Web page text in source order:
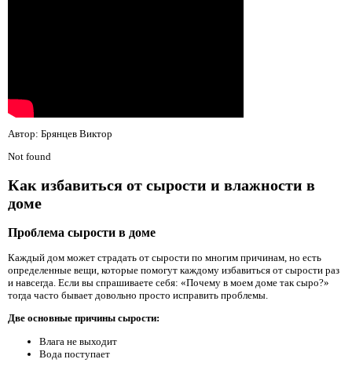
Автор: Брянцев Виктор
Not found
Как избавиться от сырости и влажности в
доме
Проблема сырости в доме
Каждый дом может страдать от сырости по многим причинам, но есть
определенные вещи, которые помогут каждому избавиться от сырости раз
и навсегда. Если вы спрашиваете себя: «Почему в моем доме так сыро?»
тогда часто бывает довольно просто исправить проблемы.
Две основные причины сырости:
Влага не выходит
Вода поступает